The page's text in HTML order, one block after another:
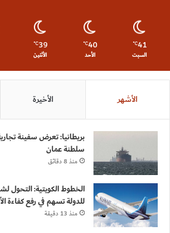
41
℃
السبت
40
℃
الأحد
39
℃
الأثنين
الأشهر الأخيرة
بريطانيا: تعرض سفينة
سلطنة عمان
منذ 8 دقائق
الخطوط الكويتية: التحول
للدولة تسهم في رفع كفاءة
منذ 13 دقيقة